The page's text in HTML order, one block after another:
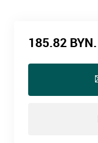
185.82 BYN.